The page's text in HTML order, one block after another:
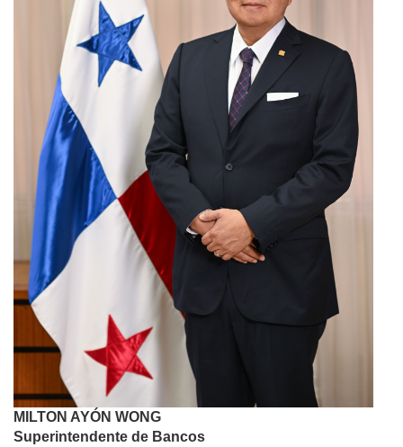
MILTON AYÓN WONG
Superintendente de Bancos